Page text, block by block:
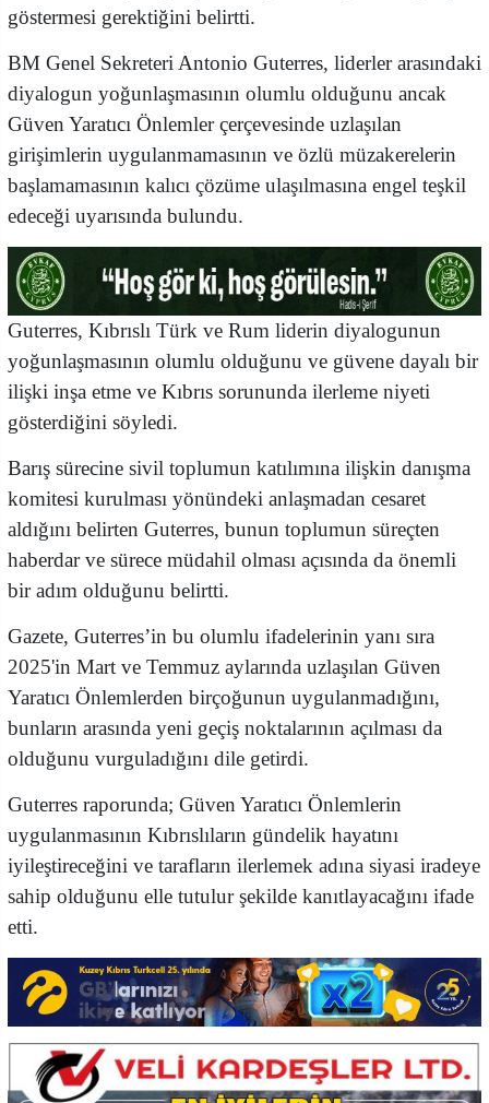
göstermesi gerektiğini belirtti.
BM Genel Sekreteri Antonio Guterres, liderler arasındaki
diyalogun yoğunlaşmasının olumlu olduğunu ancak
Güven Yaratıcı Önlemler çerçevesinde uzlaşılan
girişimlerin uygulanmamasının ve özlü müzakerelerin
başlamamasının kalıcı çözüme ulaşılmasına engel teşkil
edeceği uyarısında bulundu.
Guterres, Kıbrıslı Türk ve Rum liderin diyalogunun
yoğunlaşmasının olumlu olduğunu ve güvene dayalı bir
ilişki inşa etme ve Kıbrıs sorununda ilerleme niyeti
gösterdiğini söyledi.
Barış sürecine sivil toplumun katılımına ilişkin danışma
komitesi kurulması yönündeki anlaşmadan cesaret
aldığını belirten Guterres, bunun toplumun süreçten
haberdar ve sürece müdahil olması açısında da önemli
bir adım olduğunu belirtti.
Gazete, Guterres’in bu olumlu ifadelerinin yanı sıra
2025'in Mart ve Temmuz aylarında uzlaşılan Güven
Yaratıcı Önlemlerden birçoğunun uygulanmadığını,
bunların arasında yeni geçiş noktalarının açılması da
olduğunu vurguladığını dile getirdi.
Guterres raporunda; Güven Yaratıcı Önlemlerin
uygulanmasının Kıbrıslıların gündelik hayatını
iyileştireceğini ve tarafların ilerlemek adına siyasi iradeye
sahip olduğunu elle tutulur şekilde kanıtlayacağını ifade
etti.